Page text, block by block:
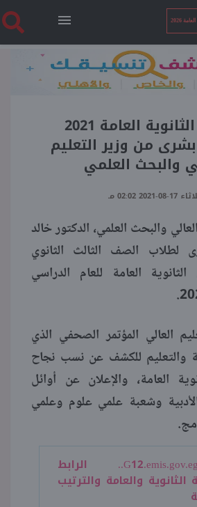
2026
الرئيسية
العامة 2026
أخبار ساخنة
بوابة الطلبة
منوعات
تنسيق الثانوية العامة 2021
من وزير التعليم
والبحث العلمي
2021 02:02 مـ
والبحث العلمي، الدكتور خالد
لطلاب الصف الثالث الثانوي
العامة للعام الدراسي
العالي المؤتمر الصحفي الذي
والتعليم للكشف عن نسب نجاح
العامة، والإعلان عن أوائل
الأدبية وشعبة علمي علوم وعلمي
G12.emis.gov.eg.. الرابط
والعامة والترتيب